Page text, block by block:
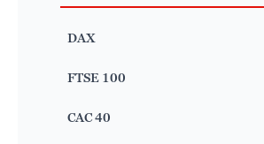
DAX
FTSE 100
CAC 40